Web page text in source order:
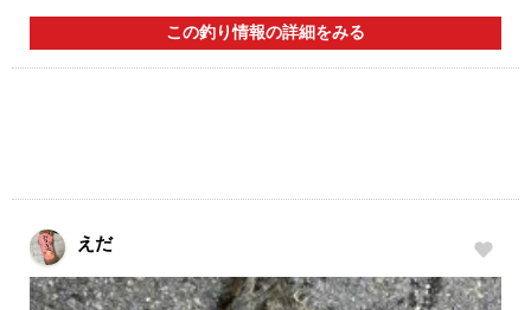
この釣り情報の詳細をみる
えだ